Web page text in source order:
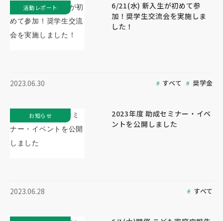
6/21(水) 新入生が初めて参
加！奨学生交流会を実施しま
した！
2023.06.30 すべて 奨学金
活動レポート
2023年度 助成セミナー・イベ
ントを公開しました
2023.06.28 すべて
お知らせ